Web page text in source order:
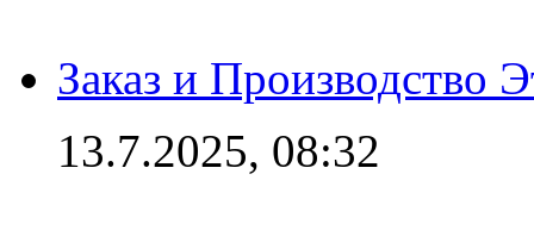
Заказ и Производство
13.7.2025, 08:32